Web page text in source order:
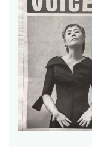
tomoko + tmf
works
portraits
shop